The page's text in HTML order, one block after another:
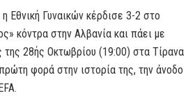
Εθνική Γυναικών κέρδισε 3-2 στο
κόντρα στην Αλβανία και πάει με
28ής Οκτωβρίου (19:00) στα Τίρανα
φορά στην ιστορία της, την άνοδο